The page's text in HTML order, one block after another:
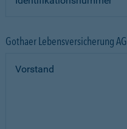
Gothaer Lebensversicherung AG
Vorstand